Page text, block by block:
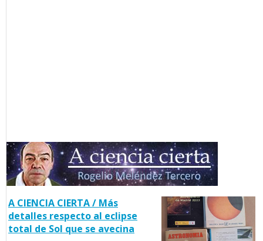
A CIENCIA CIERTA / Más
detalles respecto al eclipse
total de Sol que se avecina